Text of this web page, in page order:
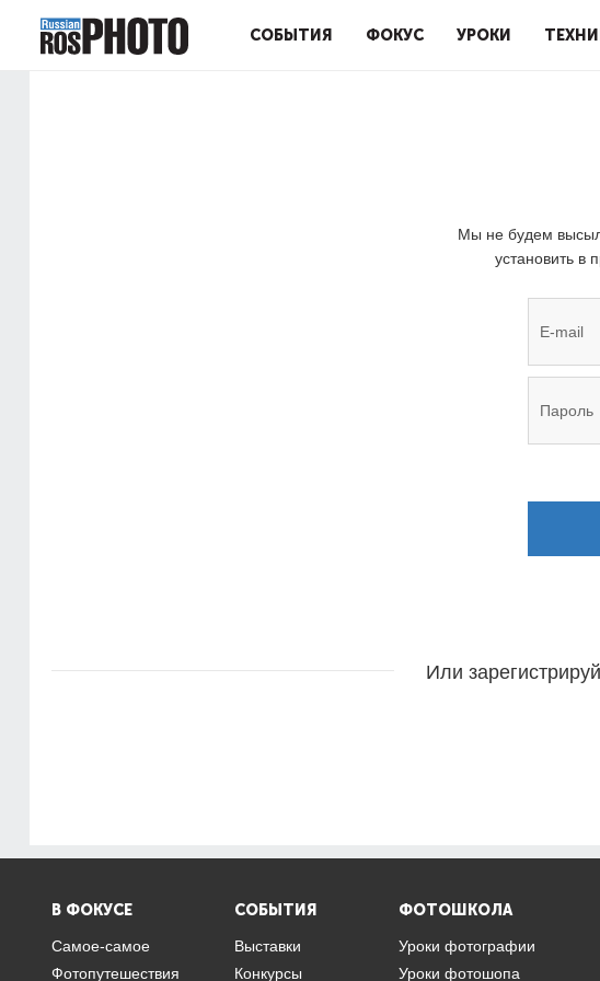
СОБЫТИЯ ФОКУС УРОКИ
Мы не будем
установить в
Или
В ФОКУСЕ
Самое-самое
Фотопутешествия
СОБЫТИЯ
Выставки
Конкурсы
ФОТОШКОЛА
Уроки фотографии
Уроки фотошопа